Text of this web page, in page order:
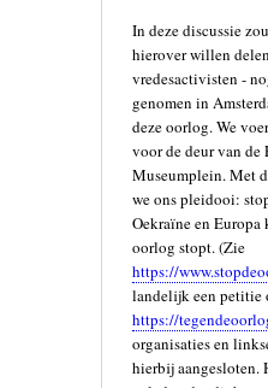
In deze discussie
hierover willen
vredesactivisten -
genomen in
deze oorlog. We
voor de deur van de
Museumplein. Met
we ons pleidooi:
Oekraïne en Europa
oorlog stopt. (Zie
https://
landelijk een petitie
https://
organisaties en
hierbij aangesloten.